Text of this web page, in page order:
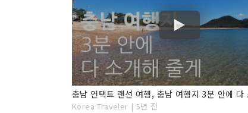
Korea Traveler | 5년 전